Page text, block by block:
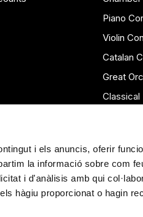
i els anuncis, oferir
la informació sobre com
i d'anàlisis amb qui
hàgiu proporcionat o hagin
Piano
Violin
Catalan
Great